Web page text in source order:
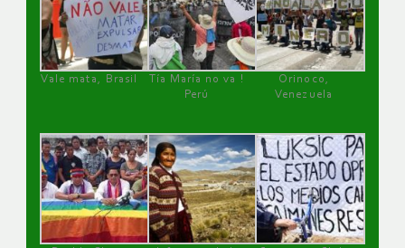
Vale mata, Brasil
Tía María no va !
Perú
Orinoco,
Venezuela